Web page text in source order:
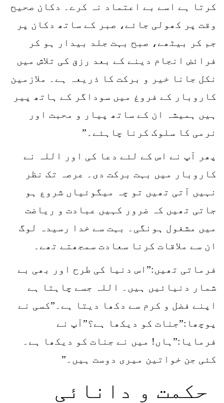
کرتا ہے اسے بے اعتماد نہ کرے۔ دکان صحیح
وقت پر کھولی جائے، صبر کے ساتھ دکان پر
جم کر بیٹھے، صبح بہت جلد بیدار ہو کر
فرائض انجام دینے کے بعد رزق کی تلاش میں
نکل جانا خیر و برکت کا ذریعہ ہے۔ ملازمین
کاروبار کے فروغ میں سوداگر کے ہاتھ پیر
ہیں ہمیشہ ان کے ساتھ پیار و محبت اور
نرمی کا سلوک کرنا چاہئے۔”
پھر آپ نے اس کے لئے دعا کی اور اللہ نے
کاروبار میں بہت برکت دی۔ عرصہ تک نظر
نہیں آتی تھیں تو چہ میگوئیاں شروع ہو
جاتی تھیں کہ ضرور کہیں عبادت و ریاضت
میں مشغول ہونگی۔ بہت سے خدا رسیدہ لوگ
ان سے ملاقات کرنا سعادت سمجھتے تھے۔
فرماتی تھیں:”اس دنیا کی طرح اور بھی بے
شمار دنیائیں ہیں۔ اللہ جسے چاہتا ہے
اپنے فضل و کرم سے دکھا دیتا ہے۔”کسی نے
پوچھا:”جنات کو دیکھا ہے؟”آپ نے
فرمایا:”ہاں! میں نے جنات کو دیکھا ہے۔
کئی جن خواتین میری دوست ہیں۔”
حکمت و دانائی